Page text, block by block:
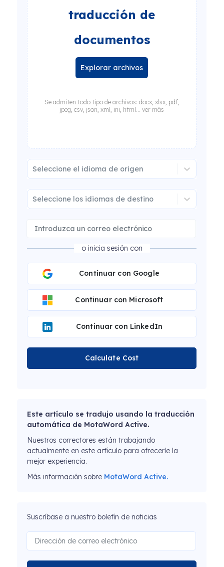
traducción de
documentos
Explorar archivos
Se admiten todo tipo de archivos: docx, xlsx, pdf,
jpeg, csv, json, xml, ini, html... ver más
Seleccione el idioma de origen
Seleccione los idiomas de destino
o inicia sesión con
Continuar con Google
Continuar con Microsoft
Continuar con LinkedIn
Calculate Cost
Este artículo se tradujo usando la traducción
automática de MotaWord Active.
Nuestros correctores están trabajando
actualmente en este artículo para ofrecerle la
mejor experiencia.
Más información sobre MotaWord Active.
Suscríbase a nuestro boletín de noticias